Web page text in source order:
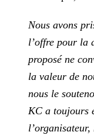
Nous avons
l’offre pour la
proposé ne
la valeur de
nous le
KC a toujours